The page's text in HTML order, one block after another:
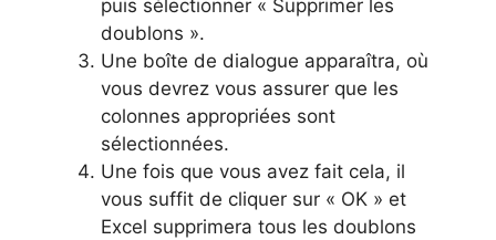
puis sélectionner « Supprimer les
doublons ».
Une boîte de dialogue apparaîtra, où
vous devrez vous assurer que les
colonnes appropriées sont
sélectionnées.
Une fois que vous avez fait cela, il
vous suffit de cliquer sur « OK » et
Excel supprimera tous les doublons